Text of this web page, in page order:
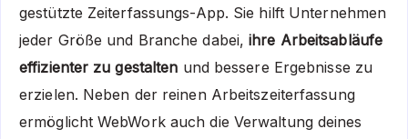
gestützte Zeiterfassungs-App. Sie hilft Unternehmen
jeder Größe und Branche dabei,ihre Arbeitsabläufe
effizienter zu gestalten und bessere Ergebnisse zu
erzielen. Neben der reinen Arbeitszeiterfassung
ermöglicht WebWork auch die Verwaltung deines